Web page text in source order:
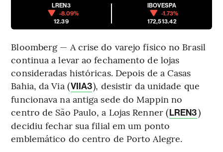
LREN3
-8.09%
12.39
IBOVESPA
-1.73%
172,513.42
Bloomberg — A crise do varejo físico no Brasil
continua a levar ao fechamento de lojas
consideradas históricas. Depois de a Casas
Bahia, da Via (VIIA3), desistir da unidade que
funcionava na antiga sede do Mappin no
centro de São Paulo, a Lojas Renner (LREN3)
decidiu fechar sua filial em um ponto
emblemático do centro de Porto Alegre.